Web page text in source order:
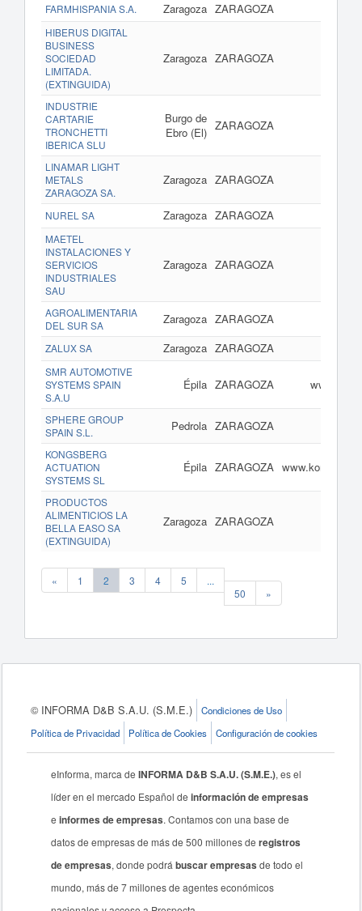
FARMHISPANIA S.A. Zaragoza ZARAGOZA
HIBERUS DIGITAL
BUSINESS
SOCIEDAD
LIMITADA.
(EXTINGUIDA)
Zaragoza ZARAGOZA
INDUSTRIE
CARTARIE
TRONCHETTI
IBERICA SLU
Burgo de
Ebro (El) ZARAGOZA
LINAMAR LIGHT
METALS
ZARAGOZA SA.
Zaragoza ZARAGOZA
NUREL SA Zaragoza ZARAGOZA
MAETEL
INSTALACIONES Y
SERVICIOS
INDUSTRIALES
SAU
Zaragoza ZARAGOZA
AGROALIMENTARIA
DEL SUR SA
Zaragoza ZARAGOZA
ZALUX SA Zaragoza ZARAGOZA
SMR AUTOMOTIVE
SYSTEMS SPAIN
S.A.U
Épila ZARAGOZA www.smr-
SPHERE GROUP
SPAIN S.L.
Pedrola ZARAGOZA
KONGSBERG
ACTUATION
SYSTEMS SL
Épila ZARAGOZA
PRODUCTOS
ALIMENTICIOS LA
BELLA EASO SA
(EXTINGUIDA)
Zaragoza ZARAGOZA
« 1 2 3 4 5
...
50
»
© INFORMA D&B S.A.U. (S.M.E.)
Condiciones de Uso
Política de Privacidad
Política de Cookies Configuración de cookies
eInforma, marca deINFORMA D&B S.A.U. (S.M.E.), es el
líder en el mercado Español deinformación de empresas
einformes de empresas. Contamos con una base de
datos de empresas de más de 500 millones deregistros
de empresas, donde podrábuscar empresas de todo el
mundo, más de 7 millones de agentes económicos